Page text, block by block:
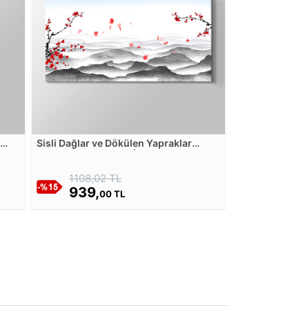
Sisli Dağlar ve Dökülen Yapraklar
1108,02 TL
939,00 TL